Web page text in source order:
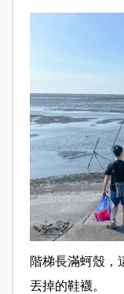
階梯長滿蚵殼，
丟掉的鞋襪。